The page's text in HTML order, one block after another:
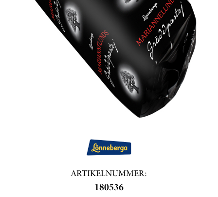
ARTIKELNUMMER:
180536